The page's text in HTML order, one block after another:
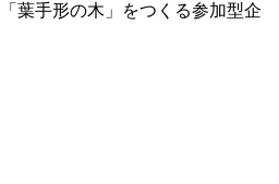
葉手形の木」をつくる参加型企